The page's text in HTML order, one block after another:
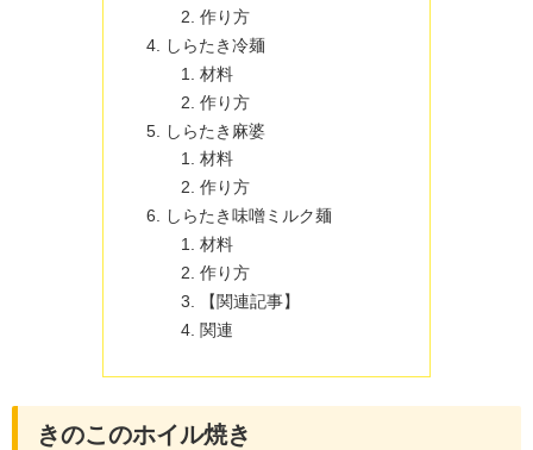
作り方
しらたき冷麺
材料
作り方
しらたき麻婆
材料
作り方
しらたき味噌ミルク麺
材料
作り方
【関連記事】
関連
きのこのホイル焼き